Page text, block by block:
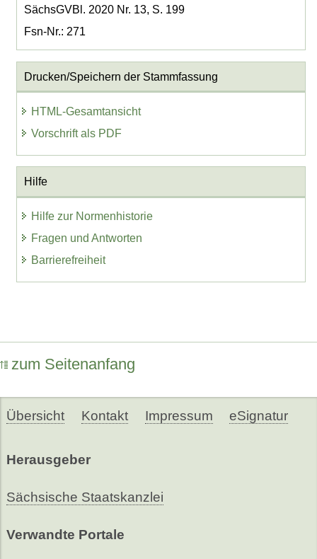
SächsGVBl. 2020 Nr. 13, S. 199
Fsn-Nr.: 271
Drucken/Speichern der Stammfassung
HTML-Gesamtansicht
Vorschrift als PDF
Hilfe
Hilfe zur Normenhistorie
Fragen und Antworten
Barrierefreiheit
zum Seitenanfang
Übersicht Kontakt Impressum eSignatur
Herausgeber
Sächsische Staatskanzlei
Verwandte Portale